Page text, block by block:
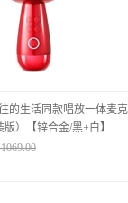
的生活同款唱放一体麦克
）【锌合金/黑+白】
1069.00